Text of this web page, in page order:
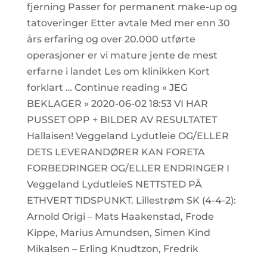
fjerning Passer for permanent make-up og
tatoveringer Etter avtale Med mer enn 30
års erfaring og over 20.000 utførte
operasjoner er vi mature jente de mest
erfarne i landet Les om klinikken Kort
forklart … Continue reading « JEG
BEKLAGER » 2020-06-02 18:53 VI HAR
PUSSET OPP + BILDER AV RESULTATET
Hallaisen! Veggeland Lydutleie OG/ELLER
DETS LEVERANDØRER KAN FORETA
FORBEDRINGER OG/ELLER ENDRINGER I
Veggeland LydutleieS NETTSTED PÅ
ETHVERT TIDSPUNKT. Lillestrøm SK (4-4-2):
Arnold Origi – Mats Haakenstad, Frode
Kippe, Marius Amundsen, Simen Kind
Mikalsen – Erling Knudtzon, Fredrik